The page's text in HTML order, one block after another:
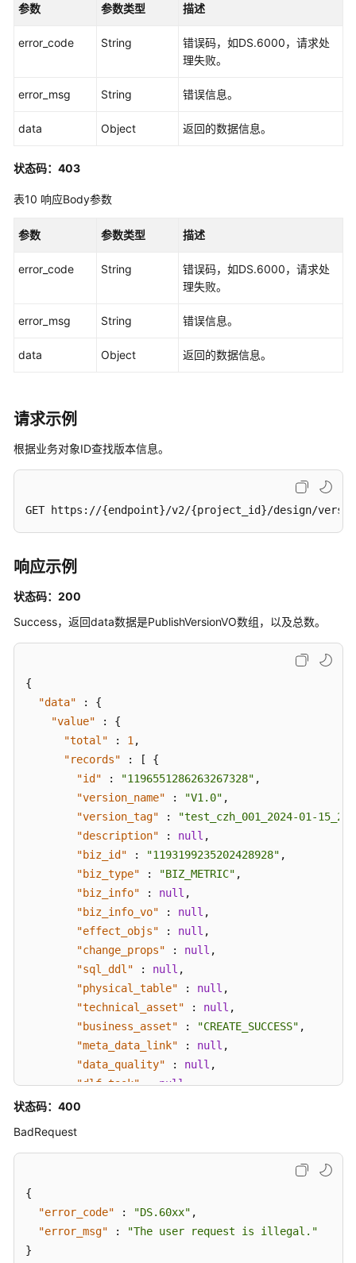
口
览
据
目
据
务
API
数
全
API
用
示
权
限
助
文
用
参数 参数类型 描述
error_code String
错误码，如DS.6000，请求处
理失败。
error_msg String 错误信息。
data Object 返回的数据信息。
状态码：403
表10 响应Body参数
参数 参数类型 描述
error_code String
错误码，如DS.6000，请求处
理失败。
error_msg String 错误信息。
data Object 返回的数据信息。
请求示例
根据业务对象ID查找版本信息。
GET https://{endpoint}/v2/{project_id}/design/
响应示例
状态码：200
Success，返回data数据是PublishVersionVO数组，以及总数。
{
"data"
:
{
"value"
:
{
"total"
: 1 ,
"records"
: [
{
"id"
: "1196551286263267328" ,
"version_name"
: "V1.0" ,
"version_tag"
:
"test_czh_001_2024-01-
"description"
: null ,
"biz_id"
: "1193199235202428928" ,
"biz_type"
: "BIZ_METRIC" ,
"biz_info"
: null ,
"biz_info_vo"
: null ,
"effect_objs"
: null ,
"change_props"
: null ,
"sql_ddl"
: null ,
"physical_table"
: null ,
"technical_asset"
: null ,
"business_asset"
: "CREATE_SUCCESS" ,
"meta_data_link"
: null ,
"data_quality"
: null ,
"dlf_task" : null,
"materialization"
"create_by"
:
"test_user"
} ]
状态码：400
BadRequest
{
"error_code"
: "DS.60xx" ,
"error_msg"
:
"The user request is illegal."
}